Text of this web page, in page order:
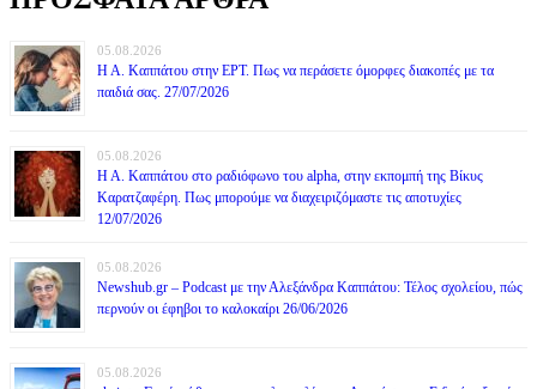
05.08.2026
Η Α. Καππάτου στην ΕΡΤ. Πως να περάσετε όμορφες διακοπές με τα
παιδιά σας. 27/07/2026
05.08.2026
Η Α. Καππάτου στο ραδιόφωνο του alpha, στην εκπομπή της Βίκυς
Καρατζαφέρη. Πως μπορούμε να διαχειριζόμαστε τις αποτυχίες
12/07/2026
05.08.2026
Newshub.gr – Podcast με την Αλεξάνδρα Καππάτου: Τέλος σχολείου, πώς
περνούν οι έφηβοι το καλοκαίρι 26/06/2026
05.08.2026